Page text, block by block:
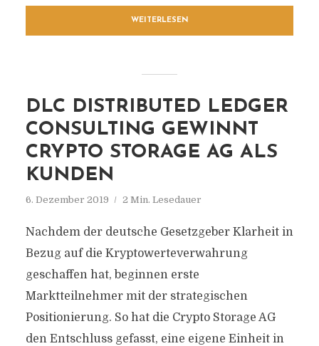
WEITERLESEN
DLC DISTRIBUTED LEDGER
CONSULTING GEWINNT
CRYPTO STORAGE AG ALS
KUNDEN
6. Dezember 2019 2 Min. Lesedauer
Nachdem der deutsche Gesetzgeber Klarheit in
Bezug auf die Kryptowerteverwahrung
geschaffen hat, beginnen erste
Marktteilnehmer mit der strategischen
Positionierung. So hat die Crypto Storage AG
den Entschluss gefasst, eine eigene Einheit in